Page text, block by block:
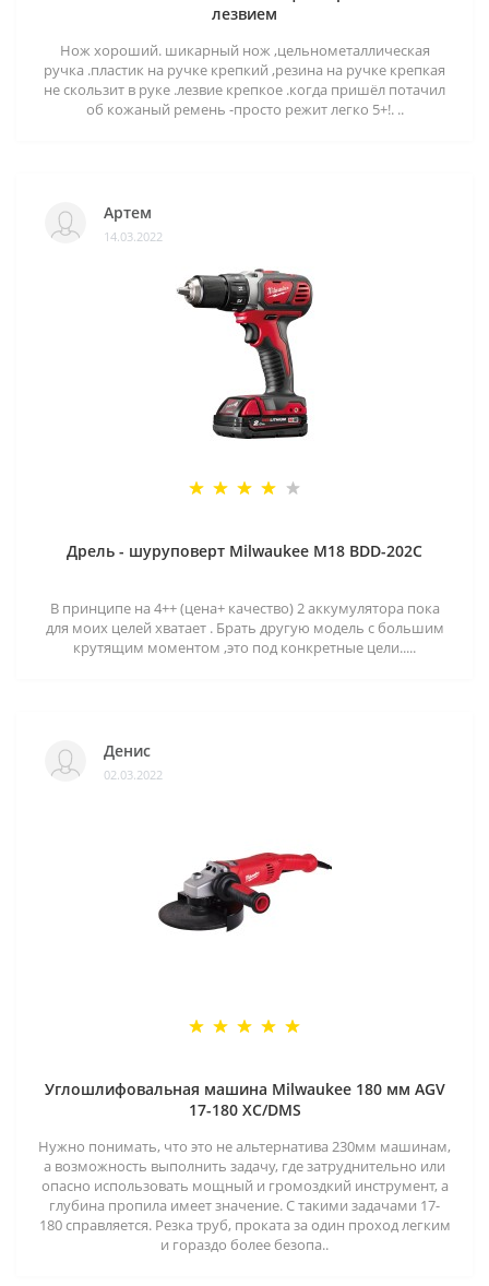
лезвием
Нож хороший. шикарный нож ,цельнометаллическая
ручка .пластик на ручке крепкий ,резина на ручке крепкая
не скользит в руке .лезвие крепкое .когда пришёл потачил
об кожаный ремень -просто режит легко 5+!. ..
Артем
14.03.2022
Дрель - шуруповерт Milwaukee M18 BDD-202C
В принципе на 4++ (цена+ качество) 2 аккумулятора пока
для моих целей хватает . Брать другую модель с большим
крутящим моментом ,это под конкретные цели.....
Денис
02.03.2022
Углошлифовальная машина Milwaukee 180 мм AGV
17-180 XC/DMS
Нужно понимать, что это не альтернатива 230мм машинам,
а возможность выполнить задачу, где затруднительно или
опасно использовать мощный и громоздкий инструмент, а
глубина пропила имеет значение. С такими задачами 17-
180 справляется. Резка труб, проката за один проход легким
и гораздо более безопа..